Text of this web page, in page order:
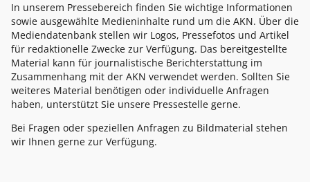
In unserem Pressebereich finden Sie wichtige Informationen
sowie ausgewählte Medieninhalte rund um die AKN. Über die
Mediendatenbank stellen wir Logos, Pressefotos und Artikel
für redaktionelle Zwecke zur Verfügung. Das bereitgestellte
Material kann für journalistische Berichterstattung im
Zusammenhang mit der AKN verwendet werden. Sollten Sie
weiteres Material benötigen oder individuelle Anfragen
haben, unterstützt Sie unsere Pressestelle gerne.
Bei Fragen oder speziellen Anfragen zu Bildmaterial stehen
wir Ihnen gerne zur Verfügung.